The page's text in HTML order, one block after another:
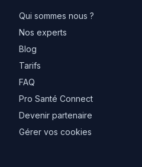
Qui sommes nous ?
Nos experts
Blog
Tarifs
FAQ
Pro Santé Connect
Devenir partenaire
Gérer vos cookies